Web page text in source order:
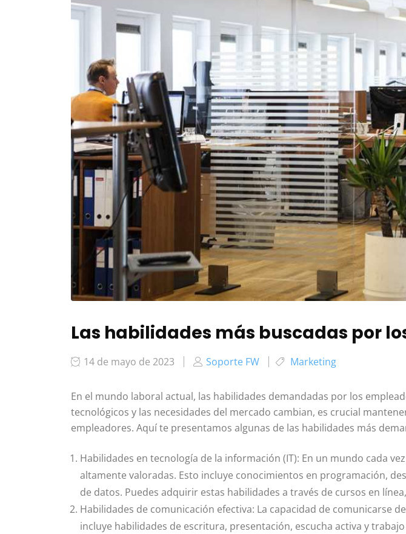
Las habilidades más buscadas por
14 de mayo de 2023 Soporte FW Marketing
En el mundo laboral actual, las habilidades demandadas por los
tecnológicos y las necesidades del mercado cambian, es crucial
empleadores. Aquí te presentamos algunas de las habilidades más
Habilidades en tecnología de la información (IT): En un mundo cada
altamente valoradas. Esto incluye conocimientos en programación,
de datos. Puedes adquirir estas habilidades a través de cursos en
Habilidades de comunicación efectiva: La capacidad de comunicarse
incluye habilidades de escritura, presentación, escucha activa y